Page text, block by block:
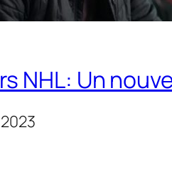
NHL: Un